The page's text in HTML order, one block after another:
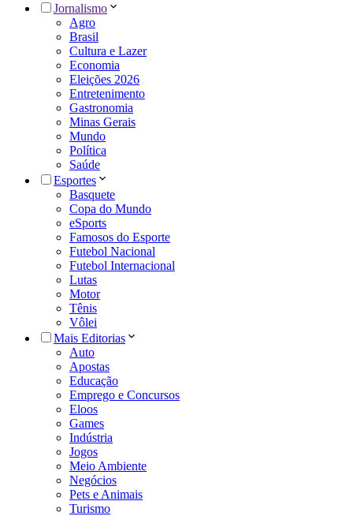
Jornalismo
Agro
Brasil
Cultura e Lazer
Economia
Eleições 2026
Entretenimento
Gastronomia
Minas Gerais
Mundo
Política
Saúde
Esportes
Basquete
Copa do Mundo
eSports
Famosos do Esporte
Futebol Nacional
Futebol Internacional
Lutas
Motor
Tênis
Vôlei
Mais Editorias
Auto
Apostas
Educação
Emprego e Concursos
Eloos
Games
Indústria
Jogos
Meio Ambiente
Negócios
Pets e Animais
Turismo